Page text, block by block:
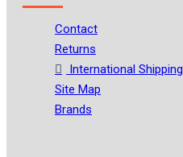
Contact
Returns
International Shipping
Site Map
Brands